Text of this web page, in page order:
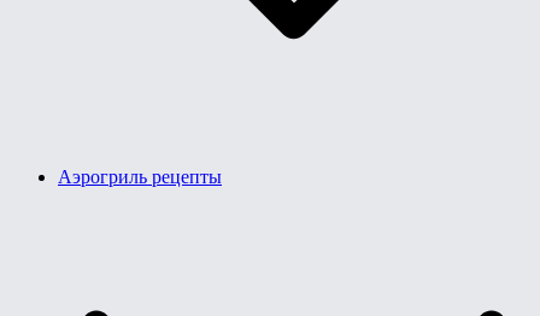
Аэрогриль рецепты